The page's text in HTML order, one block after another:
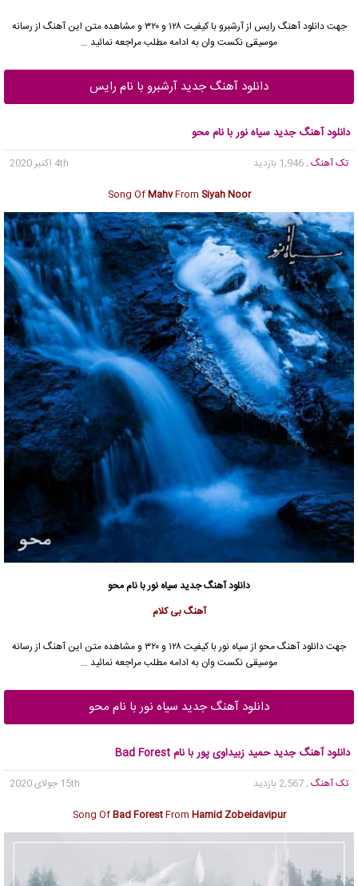
جهت دانلود آهنگ رایس از آرشبرو با کیفیت ۱۲۸ و ۳۲۰ و مشاهده متن این آهنگ از رسانه
موسیقی نکست وان به ادامه مطلب مراجعه نمائید …
دانلود آهنگ جدید آرشبرو با نام رایس
دانلود آهنگ جدید سیاه نور با نام محو
تک آهنگ , 1,946 بازدید
4th اکتبر 2020
Song OfMahvFrom Siyah Noor
دانلود آهنگ جدیدسیاه نور با نام محو
آهنگ بی کلام
جهت دانلود آهنگ محو از سیاه نور با کیفیت ۱۲۸ و ۳۲۰ و مشاهده متن این آهنگ از رسانه
موسیقی نکست وان به ادامه مطلب مراجعه نمائید …
دانلود آهنگ جدید سیاه نور با نام محو
دانلود آهنگ جدید حمید زبیداوی پور با نام Bad Forest
تک آهنگ , 2,567 بازدید
15th جولای 2020
Song OfBad ForestFrom Hamid Zobeidavipur